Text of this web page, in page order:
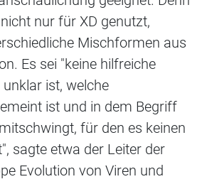
nur für XD genutzt,
Mischformen aus
Es sei "keine hilfreiche
ist, welche
ist und in dem Begriff
für den es keinen
sagte etwa der Leiter der
Evolution von Viren und